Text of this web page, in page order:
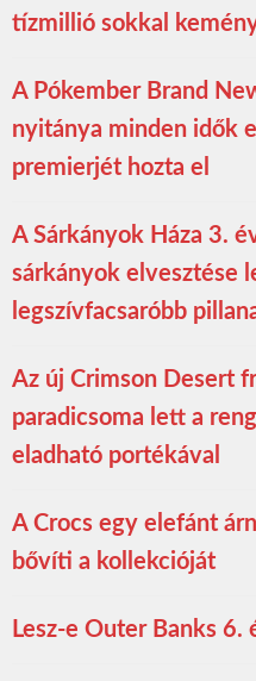
tízmillió sokkal
A Pókember Brand
nyitánya minden idők
premierjét hozta el
A Sárkányok Háza 3.
sárkányok elvesztése
legszívfacsaróbb
Az új Crimson Desert
paradicsoma lett a
eladható portékával
A Crocs egy elefánt
bővíti a kollekcióját
Lesz-e Outer Banks 6.